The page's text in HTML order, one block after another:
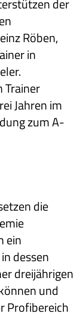
der
Röben,
in
Trainer
Jahren im
zum A-
die
ein
dessen
dreijährigen
und
Profibereich